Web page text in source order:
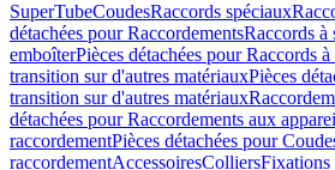
SuperTubeCoudesRaccords spéciaux
détachées pour RaccordementsRaccords à
emboîterPièces détachées pour Raccords
transition sur d'autres matériauxPièces
transition sur d'autres matériaux
détachées pour Raccordements aux
raccordementPièces détachées pour
raccordementAccessoiresColliersFixations